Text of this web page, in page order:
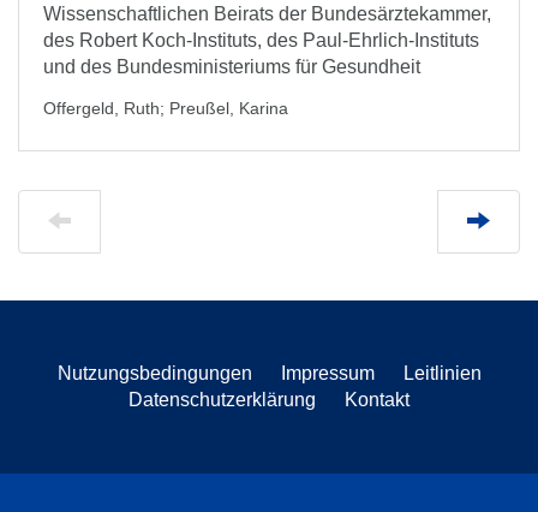
Wissenschaftlichen Beirats der Bundesärztekammer,
des Robert Koch-Instituts, des Paul-Ehrlich-Instituts
und des Bundesministeriums für Gesundheit
Offergeld, Ruth; Preußel, Karina
Nutzungsbedingungen Impressum
Leitlinien
Datenschutzerklärung
Kontakt